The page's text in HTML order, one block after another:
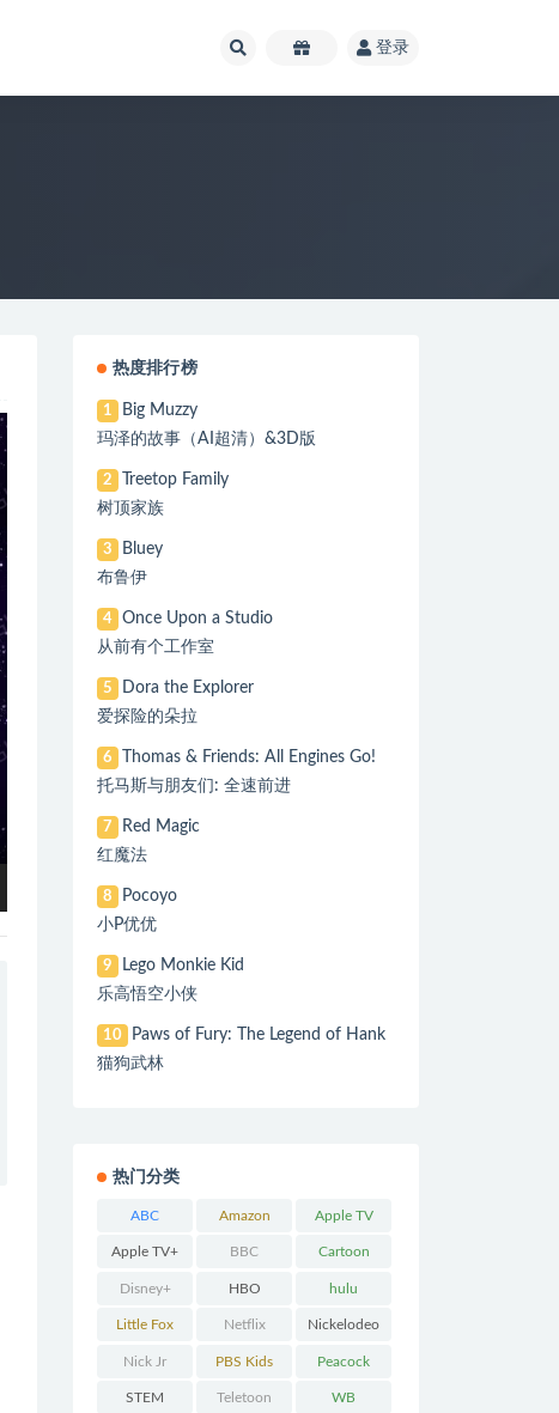
登录
热度排行榜
1
Big Muzzy
玛泽的故事（AI超清）&3D版
2
Treetop Family
树顶家族
3
Bluey
布鲁伊
4
Once Upon a Studio
从前有个工作室
5
Dora the Explorer
爱探险的朵拉
6
Thomas & Friends: All Engines Go!
托马斯与朋友们: 全速前进
7
Red Magic
红魔法
8
Pocoyo
小P优优
9
Lego Monkie Kid
乐高悟空小侠
10
Paws of Fury: The Legend of Hank
猫狗武林
热门分类
ABC Amazon
Prime
Apple TV
Apple TV+ BBC Cartoon
Network
Disney+ HBO hulu
Little Fox Netflix Nickelodeo
n
Nick Jr PBS Kids Peacock
STEM Teletoon WB